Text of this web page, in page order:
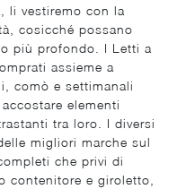
li vestiremo con la
cosicché possano
più profondo. I Letti a
assieme a
comò e settimanali
elementi
tra loro. I diversi
migliori marche sul
che privi di
contenitore e giroletto,